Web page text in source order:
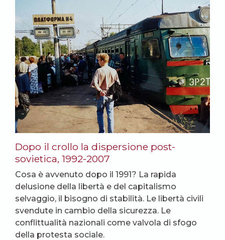
Dopo il crollo la dispersione post-
sovietica, 1992-2007
Cosa è avvenuto dopo il 1991? La rapida
delusione della libertà e del capitalismo
selvaggio, il bisogno di stabilità. Le libertà civili
svendute in cambio della sicurezza. Le
conflittualità nazionali come valvola di sfogo
della protesta sociale.